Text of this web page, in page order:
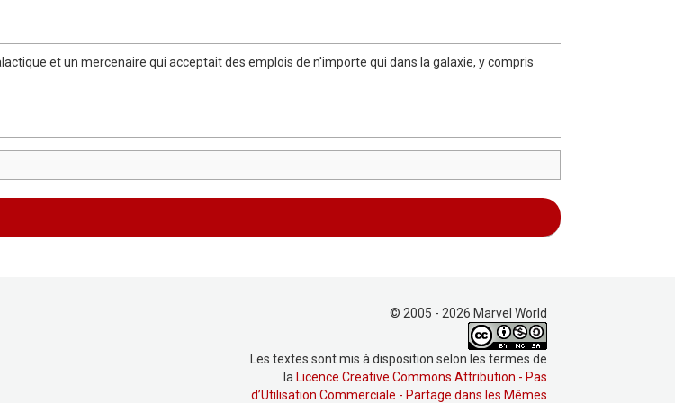
et un mercenaire qui acceptait des emplois de n'importe qui dans la galaxie, y compris
© 2005 - 2026 Marvel World
Les textes sont mis à disposition selon les termes de
la Licence Creative Commons Attribution - Pas
d’Utilisation Commerciale - Partage dans les Mêmes